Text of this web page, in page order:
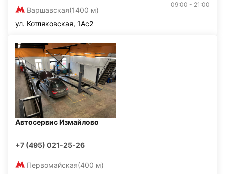
Варшавская(1400 м)
09:00 - 21:00
ул. Котляковская, 1Ас2
Автосервис Измайлово
+7 (495) 021-25-26
Первомайская(400 м)